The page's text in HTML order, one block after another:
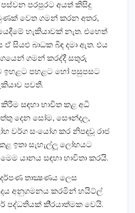
පරපුරට අයත් කිසිදු
වෙත ගමන් කරන අතර,
හැකියාවක් නැත. එහෙත්
සියළු බාධක බිඳ දමා ඇත. එය
ගමන් කරද්දී සතුරු
ඉහළට පහළට හෝ පසුපසට
පවතී.
සඳහා භාවිත කළ අධි
දෙන සෝම, සෞන්දල,
වර්ග සංයෝග කර නිපදවූ රාජ
ඉතා සැහැල්ලූ ලෝහයට
යානය සඳහා භාවිතා කරයි.
තාක්‍ෂණය ලෙස
අනුගමනය කරමින් හයිට්ල්
පද්ධතියක් කි‍්‍රයාත්මක වෙයි.